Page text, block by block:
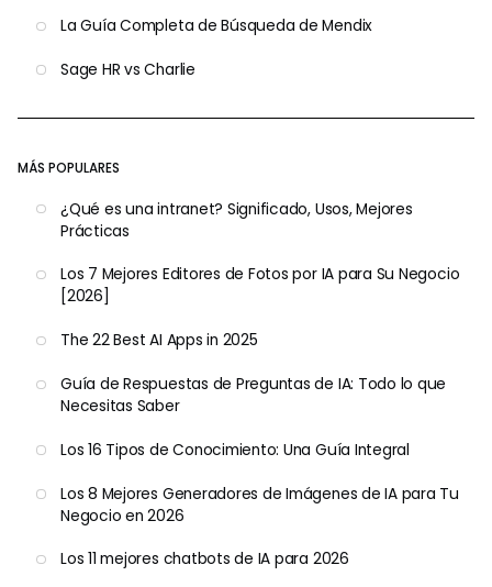
La Guía Completa de Búsqueda de Mendix
Sage HR vs Charlie
MÁS POPULARES
¿Qué es una intranet? Significado, Usos, Mejores
Prácticas
Los 7 Mejores Editores de Fotos por IA para Su Negocio
[2026]
The 22 Best AI Apps in 2025
Guía de Respuestas de Preguntas de IA: Todo lo que
Necesitas Saber
Los 16 Tipos de Conocimiento: Una Guía Integral
Los 8 Mejores Generadores de Imágenes de IA para Tu
Negocio en 2026
Los 11 mejores chatbots de IA para 2026